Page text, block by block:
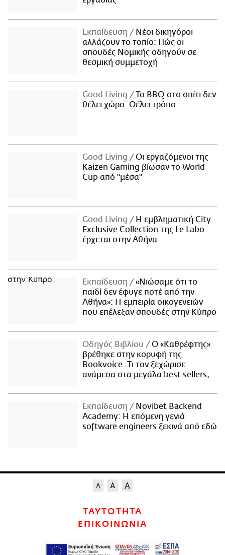
Εκπαίδευση
Νέοι δικηγόροι
αλλάζουν το τοπίο: Πώς οι
σπουδές Νομικής οδηγούν σε
θεσμική συμμετοχή
Good Living
Το BBQ στο σπίτι δεν
θέλει χώρο. Θέλει τρόπο.
Good Living
Οι εργαζόμενοι της
Kaizen Gaming βίωσαν το World
Cup από "μέσα"
Good Living
Η εμβληματική City
Exclusive Collection της Le Labo
έρχεται στην Αθήνα
Εκπαίδευση
«Νιώσαμε ότι το
παιδί δεν έφυγε ποτέ από την
Αθήνα»: Η εμπειρία οικογενειών
που επέλεξαν σπουδές στην Κύπρο
Οδηγός Βιβλίου
Ο «Καθρέφτης»
βρέθηκε στην κορυφή της
Bookvoice. Τι τον ξεχώρισε
ανάμεσα στα μεγάλα best sellers;
Εκπαίδευση
Novibet Backend
Academy: Η επόμενη γενιά
software engineers ξεκινά από εδώ
ΤΑΥΤΟΤΗΤΑ
ΕΠΙΚΟΙΝΩΝΙΑ